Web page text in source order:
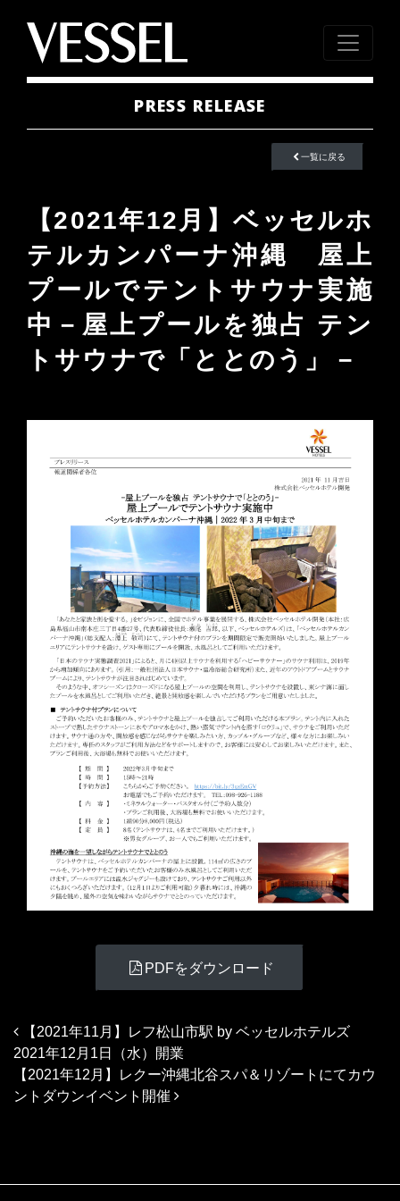
PRESS RELEASE
一覧に戻る
【2021年12月】ベッセルホ
テルカンパーナ沖縄 屋上
プールでテントサウナ実施
中－屋上プールを独占 テン
トサウナで「ととのう」－
PDFをダウンロード
投稿ナビゲーション
【2021年11月】レフ松山市駅 by ベッセルホテルズ
2021年12月1日（水）開業
【2021年12月】レクー沖縄北谷スパ＆リゾートにてカウ
ントダウンイベント開催